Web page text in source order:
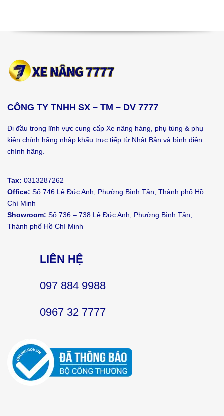
CÔNG TY TNHH SX – TM – DV 7777
Đi đầu trong lĩnh vực cung cấp Xe nâng hàng, phụ tùng & phụ
kiện chính hãng nhập khẩu trực tiếp từ Nhật Bản và bình điện
chính hãng.
Tax: 0313287262
Office: Số 746 Lê Đức Anh, Phường Bình Tân, Thành phố Hồ
Chí Minh
Showroom: Số 736 – 738 Lê Đức Anh, Phường Bình Tân,
Thành phố Hồ Chí Minh
LIÊN HỆ
097 884 9988
0967 32 7777